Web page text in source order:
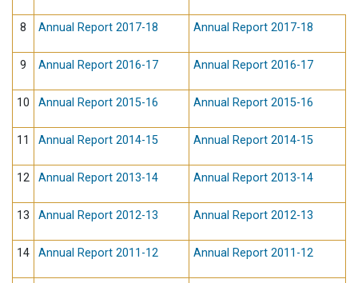
8 Annual Report 2017-18 Annual Report 2017-18
9 Annual Report 2016-17 Annual Report 2016-17
10 Annual Report 2015-16 Annual Report 2015-16
11 Annual Report 2014-15 Annual Report 2014-15
12 Annual Report 2013-14 Annual Report 2013-14
13 Annual Report 2012-13 Annual Report 2012-13
14 Annual Report 2011-12 Annual Report 2011-12